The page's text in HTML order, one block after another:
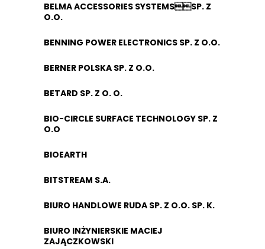
BELMA ACCESSORIES SYSTEMSSP. Z
O.O.
BENNING POWER ELECTRONICS SP. Z O.O.
BERNER POLSKA SP. Z O.O.
BETARD SP. Z O. O.
BIO-CIRCLE SURFACE TECHNOLOGY SP. Z
O.O
BIOEARTH
BITSTREAM S.A.
BIURO HANDLOWE RUDA SP. Z O.O. SP. K.
BIURO INŻYNIERSKIE MACIEJ
ZAJĄCZKOWSKI